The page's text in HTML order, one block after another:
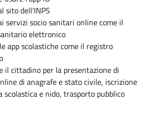
sito dell’INPS
servizi socio sanitari online come il
elettronico
app scolastiche come il registro
il cittadino per la presentazione di
di anagrafe e stato civile, iscrizione
scolastica e nido, trasporto pubblico